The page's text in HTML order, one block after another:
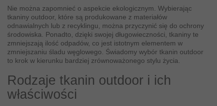
Nie można zapomnieć o aspekcie ekologicznym. Wybierając
tkaniny outdoor, które są produkowane z materiałów
odnawialnych lub z recyklingu, można przyczynić się do ochrony
środowiska. Ponadto, dzięki swojej długowieczności, tkaniny te
zmniejszają ilość odpadów, co jest istotnym elementem w
zmniejszaniu śladu węglowego. Świadomy wybór tkanin outdoor
to krok w kierunku bardziej zrównoważonego stylu życia.
Rodzaje tkanin outdoor i ich
właściwości